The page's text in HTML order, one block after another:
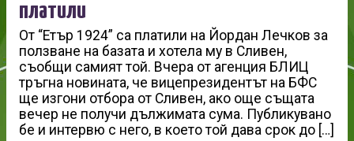
платили
От “Етър 1924” са платили на Йордан Лечков за
ползване на базата и хотела му в Сливен,
съобщи самият той. Вчера от агенция БЛИЦ
тръгна новината, че вицепрезидентът на БФС
ще изгони отбора от Сливен, ако още същата
вечер не получи дължимата сума. Публикувано
бе и интервю с него, в което той дава срок до […]